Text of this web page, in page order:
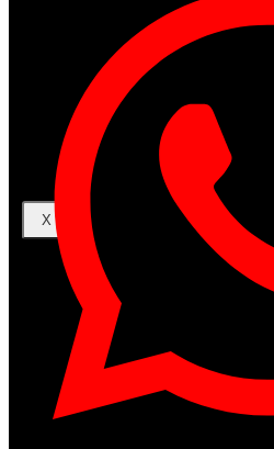
Contacto
Acceder
Iniciar Sesion
Registro
Restablecer la contraseña
X